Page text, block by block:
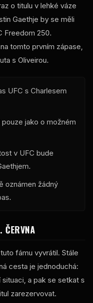
o titulu v lehké váze
Gaethje by se měli
Freedom 250.
tomto prvním zápase,
s Oliveirou.
UFC s Charlesem
jako o možném
v UFC bude
oznámen žádný
ČERVNA
fámu vyvrátil. Stále
cesta je jednoduchá:
a pak se setkat s
zarezervovat.